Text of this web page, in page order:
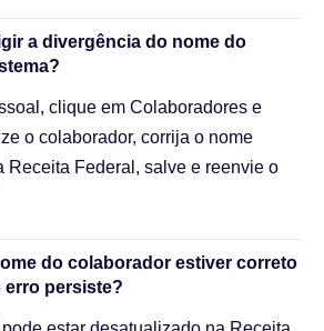
a divergência do nome do
clique em Colaboradores e
o colaborador, corrija o nome
Receita Federal, salve e reenvie o
do colaborador estiver correto
erro persiste?